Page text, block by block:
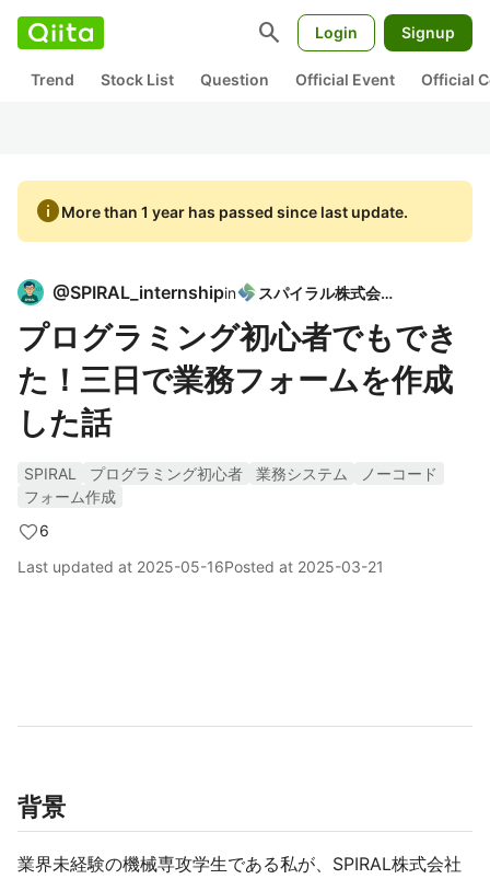
search Login Signup
Trend Stock List Question Official Event Official
infoMore than 1 year has passed since last update.
@SPIRAL_internshipin スパイラル株式会社
プログラミング初心者でもでき
た！三日で業務フォームを作成
した話
SPIRAL プログラミング初心者 業務システム
ノーコード
フォーム作成
6
Last updated at 2025-05-16Posted at 2025-03-21
背景
業界未経験の機械専攻学生である私が、SPIRAL株式会社